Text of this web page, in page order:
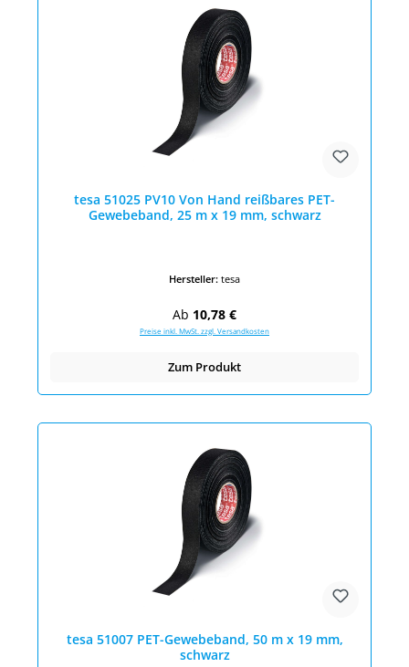
tesa 51025 PV10 Von Hand reißbares PET-
Gewebeband, 25 m x 19 mm, schwarz
Hersteller: tesa
Regulärer Preis:
Ab 10,78 €
Preise inkl. MwSt. zzgl. Versandkosten
Zum Produkt
tesa 51007 PET-Gewebeband, 50 m x 19 mm,
schwarz